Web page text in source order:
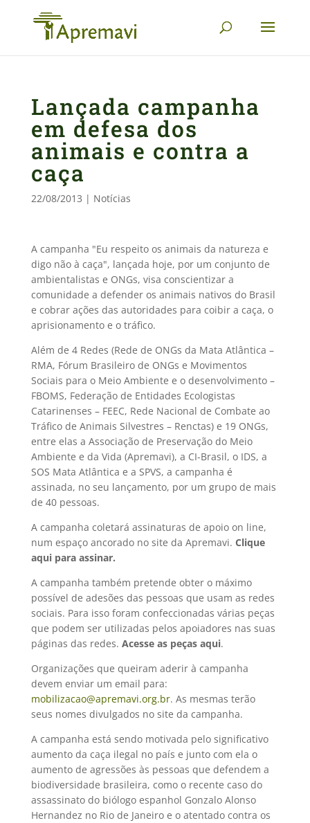
Lançada campanha
em defesa dos
animais e contra a
caça
22/08/2013 | Notícias
A campanha "Eu respeito os animais da natureza e
digo não à caça", lançada hoje, por um conjunto de
ambientalistas e ONGs, visa conscientizar a
comunidade a defender os animais nativos do Brasil
e cobrar ações das autoridades para coibir a caça, o
aprisionamento e o tráfico.
Além de 4 Redes (Rede de ONGs da Mata Atlântica –
RMA, Fórum Brasileiro de ONGs e Movimentos
Sociais para o Meio Ambiente e o desenvolvimento –
FBOMS, Federação de Entidades Ecologistas
Catarinenses – FEEC, Rede Nacional de Combate ao
Tráfico de Animais Silvestres – Renctas) e 19 ONGs,
entre elas a Associação de Preservação do Meio
Ambiente e da Vida (Apremavi), a CI-Brasil, o IDS, a
SOS Mata Atlântica e a SPVS, a campanha é
assinada, no seu lançamento, por um grupo de mais
de 40 pessoas.
A campanha coletará assinaturas de apoio on line,
num espaço ancorado no site da Apremavi. Clique
aqui para assinar.
A campanha também pretende obter o máximo
possível de adesões das pessoas que usam as redes
sociais. Para isso foram confeccionadas várias peças
que podem ser utilizadas pelos apoiadores nas suas
páginas das redes. Acesse as peças aqui.
Organizações que queiram aderir à campanha
devem enviar um email para:
mobilizacao@apremavi.org.br. As mesmas terão
seus nomes divulgados no site da campanha.
A campanha está sendo motivada pelo significativo
aumento da caça ilegal no país e junto com ela o
aumento de agressões às pessoas que defendem a
biodiversidade brasileira, como o recente caso do
assassinato do biólogo espanhol Gonzalo Alonso
Hernandez no Rio de Janeiro e o atentado contra os